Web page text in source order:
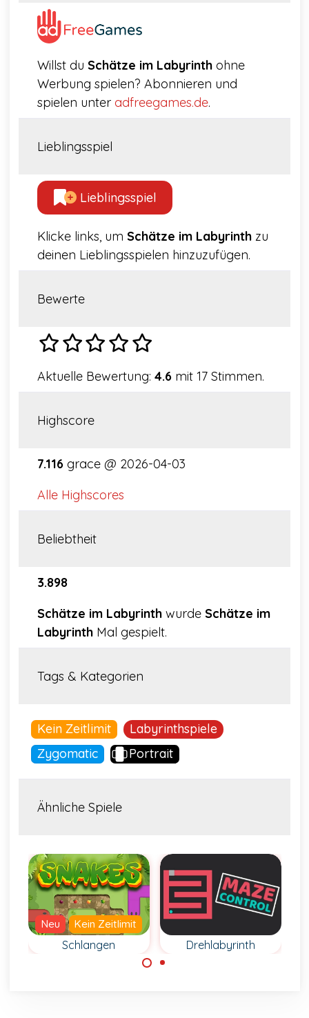
Willst du Schätze im Labyrinth ohne
Werbung spielen? Abonnieren und
spielen unter adfreegames.de.
Lieblingsspiel
Lieblingsspiel
Klicke links, um Schätze im Labyrinth zu
deinen Lieblingsspielen hinzuzufügen.
Bewerte
Aktuelle Bewertung: 4.6 mit 17 Stimmen.
Highscore
7.116 grace @ 2026-04-03
Alle Highscores
Beliebtheit
3.898
Schätze im Labyrinth wurde Schätze im
Labyrinth Mal gespielt.
Tags & Kategorien
Kein Zeitlimit
Labyrinthspiele
Zygomatic
Portrait
Ähnliche Spiele
Schlangen
Neu Kein Zeitlimit
Drehlabyrinth